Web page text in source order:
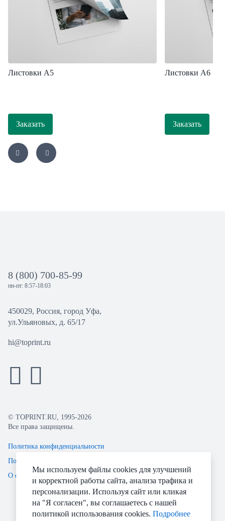
Листовки А5
Заказать
Листовки А6
Заказать
8 (800) 700-85-99
пн-пт: 8:57-18:03
450029, Россия, город Уфа,
ул.Ульяновых, д. 65/17
hi@toprint.ru
© TOPRINT.RU, 1995-2026
Все права защищены.
Политика конфиденциальности
Пользовательское соглашение
О файлах Cookie
Мы используем файлы cookies для улучшений
и корректной работы сайта, анализа трафика и
персонализации. Используя сайт или кликая
на "Я согласен", вы соглашаетесь с нашей
политикой использования cookies. Подробнее